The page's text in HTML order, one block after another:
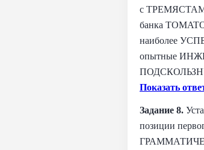
с
банка
наиболее
опытные
Показать
Задание 8.
позиции